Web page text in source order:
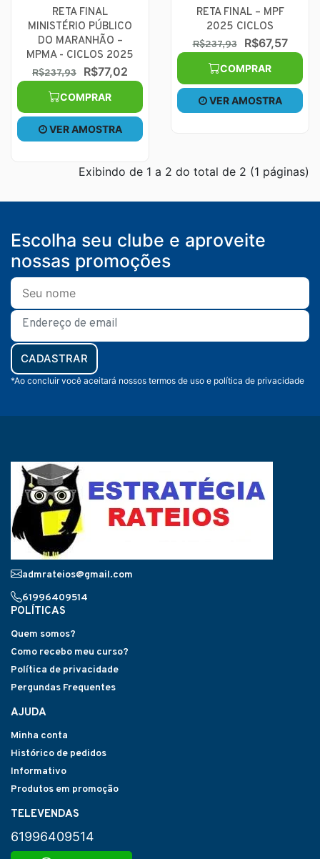
RETA FINAL
MINISTÉRIO PÚBLICO
DO MARANHÃO –
MPMA - CICLOS 2025
R$237,93 R$77,02
COMPRAR
VER AMOSTRA
RETA FINAL – MPF
2025 CICLOS
R$237,93 R$67,57
COMPRAR
VER AMOSTRA
Exibindo de 1 a 2 do total de 2 (1 páginas)
Escolha seu clube e aproveite
nossas promoções
CADASTRAR
*Ao concluir você aceitará nossos termos de uso e política de privacidade
admrateios@gmail.com
61996409514
POLÍTICAS
Quem somos?
Como recebo meu curso?
Política de privacidade
Pergundas Frequentes
AJUDA
Minha conta
Histórico de pedidos
Informativo
Produtos em promoção
TELEVENDAS
61996409514